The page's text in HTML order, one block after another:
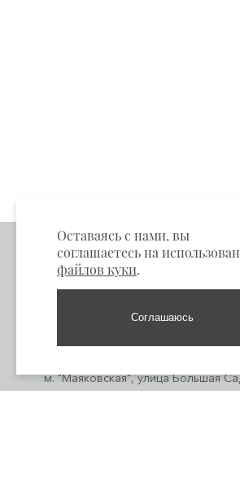
м. "Маяковская", улица Большая
Оставаясь с нами, вы
соглашаетесь на
файлов куки.
Соглашаюсь